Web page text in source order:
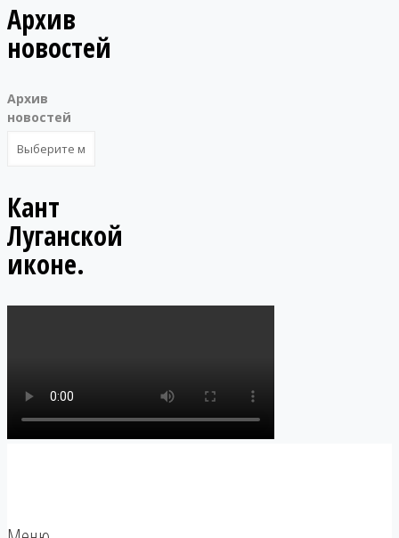
Архив
новостей
Архив
новостей
Кант
Луганской
иконе.